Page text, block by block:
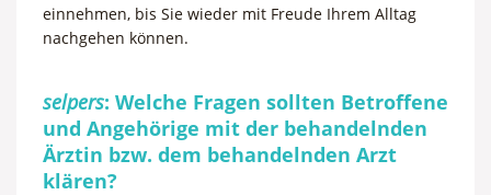
einnehmen, bis Sie wieder mit Freude Ihrem Alltag
nachgehen können.
selpers: Welche Fragen sollten Betroffene
und Angehörige mit der behandelnden
Ärztin bzw. dem behandelnden Arzt
klären?